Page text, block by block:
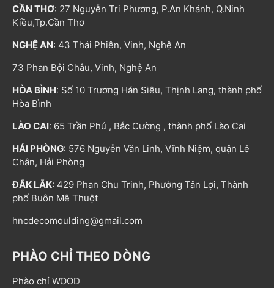
CẦN THƠ: 27 Nguyễn Tri Phương, P.An Khánh, Q.Ninh
Kiều,Tp.Cần Thơ
NGHỆ AN: 43 Thái Phiên, Vinh, Nghệ An
73 Phan Bội Châu, Vinh, Nghệ An
HÒA BÌNH: Số 10 Trương Hán Siêu, Thịnh Lang, thành phố
Hòa Bình
LÀO CAI: 65 Trần Phú , Bắc Cường , thành phố Lào Cai
HẢI PHÒNG: 576 Nguyễn Văn Linh, Vĩnh Niệm, quận Lê
Chân, Hải Phòng
ĐẮK LẮK: 429 Phan Chu Trinh, Phường Tân Lợi, Thành
phố Buôn Mê Thuột
hncdecomoulding@gmail.com
PHÀO CHỈ THEO DÒNG
Phào chỉ WOOD